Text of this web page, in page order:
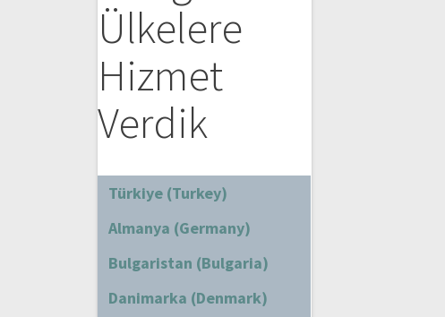
Ülkelere
Hizmet
Verdik
Türkiye (Turkey)
Almanya (Germany)
Bulgaristan (Bulgaria)
Danimarka (Denmark)